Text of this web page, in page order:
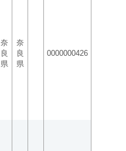
奈
良
県
奈
良
県
0000000426